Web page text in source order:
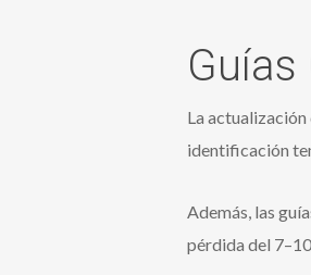
La actualización
identificación
Además, las
pérdida del